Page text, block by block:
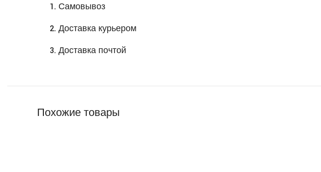
1. Самовывоз
2. Доставка курьером
3. Доставка почтой
Похожие товары